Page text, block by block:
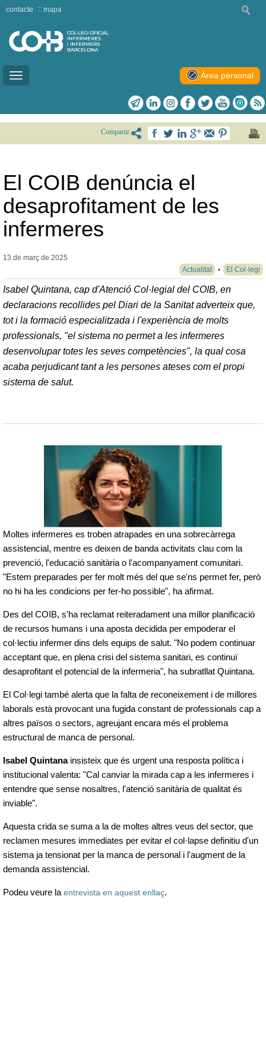
Toggle
contacte mapa
Àrea personal
Compartir
El COIB denúncia el
desaprofitament de les
infermeres
13 de març de 2025
Actualitat
El Col·legi
Isabel Quintana, cap d'Atenció Col·legial del COIB, en
declaracions recollides pel Diari de la Sanitat adverteix que,
tot i la formació especialitzada i l'experiència de molts
professionals, "el sistema no permet a les infermeres
desenvolupar totes les seves competències", la qual cosa
acaba perjudicant tant a les persones ateses com el propi
sistema de salut.
Moltes infermeres es troben atrapades en una sobrecàrrega
assistencial, mentre es deixen de banda activitats clau com la
prevenció, l'educació sanitària o l'acompanyament comunitari.
"Estem preparades per fer molt més del que se'ns permet fer, però
no hi ha les condicions per fer-ho possible", ha afirmat.
Des del COIB, s'ha reclamat reiteradament una millor planificació
de recursos humans i una aposta decidida per empoderar el
col·lectiu infermer dins dels equips de salut. "No podem continuar
acceptant que, en plena crisi del sistema sanitari, es continuï
desaprofitant el potencial de la infermeria", ha subratllat Quintana.
El Col·legi també alerta que la falta de reconeixement i de millores
laborals està provocant una fugida constant de professionals cap a
altres països o sectors, agreujant encara més el problema
estructural de manca de personal.
Isabel Quintanainsisteix que és urgent una resposta política i
institucional valenta: "Cal canviar la mirada cap a les infermeres i
entendre que sense nosaltres, l'atenció sanitària de qualitat és
inviable".
Aquesta crida se suma a la de moltes altres veus del sector, que
reclamen mesures immediates per evitar el col·lapse definitiu d'un
sistema ja tensionat per la manca de personal i l'augment de la
demanda assistencial.
Podeu veure laentrevista en aquest enllaç.